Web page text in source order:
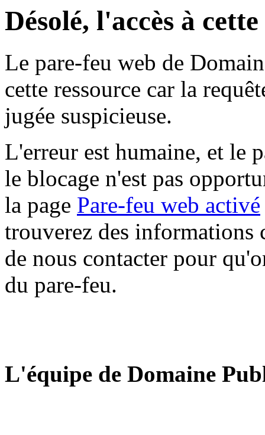
Désolé, l'accès à
Le pare-feu web de
cette ressource car la
jugée suspicieuse.
L'erreur est humaine, et le
le blocage n'est pas
la page Pare-feu web activé
trouverez des informations
de nous contacter pour
du pare-feu.
L'équipe de Domaine